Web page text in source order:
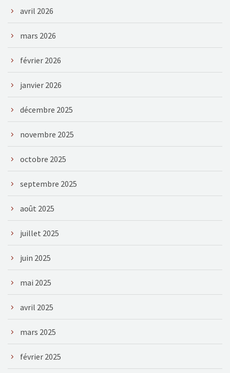
avril 2026
mars 2026
février 2026
janvier 2026
décembre 2025
novembre 2025
octobre 2025
septembre 2025
août 2025
juillet 2025
juin 2025
mai 2025
avril 2025
mars 2025
février 2025